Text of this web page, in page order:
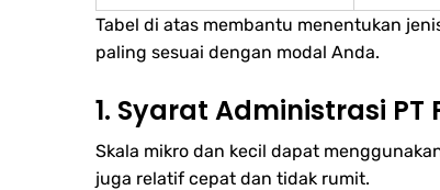
Tabel di atas membantu menentukan
paling sesuai dengan modal Anda.
1. Syarat Administrasi
Skala mikro dan kecil dapat
juga relatif cepat dan tidak rumit.